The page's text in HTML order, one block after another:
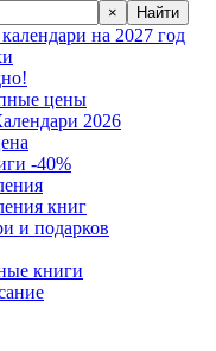
× Найти
на 2027 год
цены
2026
-40%
книг
и подарков
книги